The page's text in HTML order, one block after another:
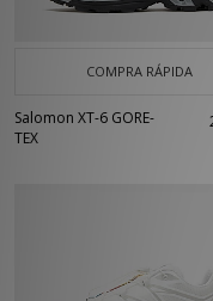
COMPRA RÁPIDA
Salomon XT-6 GORE-
TEX